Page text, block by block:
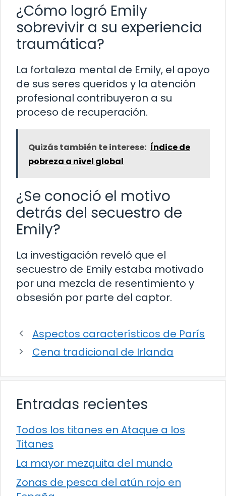
¿Cómo logró Emily
sobrevivir a su experiencia
traumática?
La fortaleza mental de Emily, el apoyo
de sus seres queridos y la atención
profesional contribuyeron a su
proceso de recuperación.
Quizás también te interese: Índice de
pobreza a nivel global
¿Se conoció el motivo
detrás del secuestro de
Emily?
La investigación reveló que el
secuestro de Emily estaba motivado
por una mezcla de resentimiento y
obsesión por parte del captor.
Aspectos característicos de París
Cena tradicional de Irlanda
Entradas recientes
Todos los titanes en Ataque a los
Titanes
La mayor mezquita del mundo
Zonas de pesca del atún rojo en